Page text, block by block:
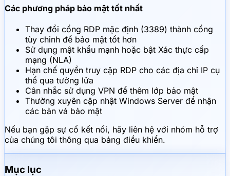
Các phương pháp bảo mật tốt nhất
Thay đổi cổng RDP mặc định (3389) thành cổng
tùy chỉnh để bảo mật tốt hơn
Sử dụng mật khẩu mạnh hoặc bật Xác thực cấp
mạng (NLA)
Hạn chế quyền truy cập RDP cho các địa chỉ IP cụ
thể qua tường lửa
Cân nhắc sử dụng VPN để thêm lớp bảo mật
Thường xuyên cập nhật Windows Server để nhận
các bản vá bảo mật
Nếu bạn gặp sự cố kết nối, hãy liên hệ với nhóm hỗ trợ
của chúng tôi thông qua bảng điều khiển.
Mục lục